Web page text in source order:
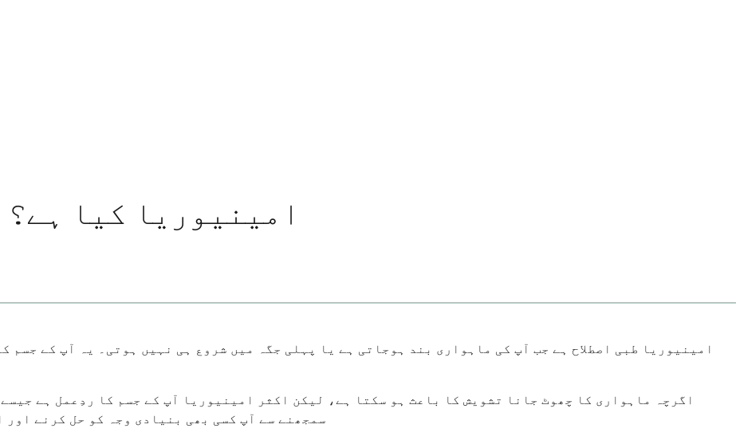
امینیوریا کیا ہے؟
امینیوریا طبی اصطلاح ہے جب آپ کی ماہواری بند ہوجاتی ہے یا پہلی جگہ میں شروع ہی نہیں ہوتی۔ یہ آپ کے جسم
اگرچہ ماہواری کا چھوٹ جانا تشویش کا باعث ہو سکتا ہے، لیکن اکثر امینیوریا آپ کے جسم کا ردِعمل ہے
سمجھنے سے آپ کسی بھی بنیادی وجہ کو حل کرنے